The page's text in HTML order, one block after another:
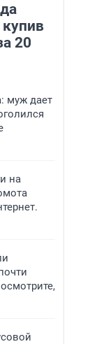
20
муж дает
на